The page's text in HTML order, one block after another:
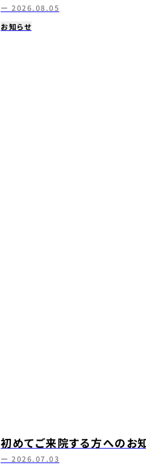
ー 2026.08.05
お知らせ
初めてご来院する方への
ー 2026.07.03